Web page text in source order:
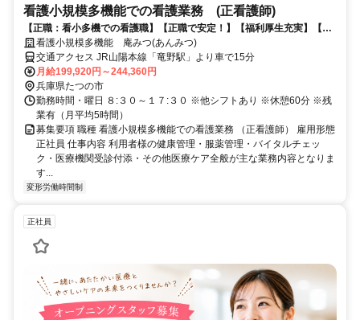
看護小規模多機能での看護業務 (正看護師)
【正職：看小多機での看護職】【正職で安定！】【福利厚生充実】【子
育てママ活躍中】【託児所完備】
看護小規模多機能 庵みつ(あんみつ)
交通アクセス JR山陽本線「竜野駅」より車で15分
月給199,920円～244,360円
兵庫県たつの市
勤務時間・曜日 ８:３０～１７:３０ ※他シフトあり ※休憩60分 ※残
業有（月平均5時間）
募集要項 職種 看護小規模多機能での看護業務 （正看護師） 雇用形態
正社員 仕事内容 利用者様の健康管理・服薬管理・バイタルチェッ
ク・医療機関受診付添・その他医療ケア全般が主な業務内容となりま
す...
変形労働時間制
正社員